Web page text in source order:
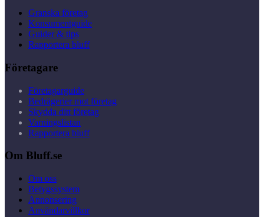
Granska företag
Konsumentguide
Guider & tips
Rapportera bluff
Företagare
Företagarguide
Bedrägerier mot företag
Skydda ditt företag
Varningslistan
Rapportera bluff
Om Bluff.se
Om oss
Betygssystem
Annonsering
Användarvillkor